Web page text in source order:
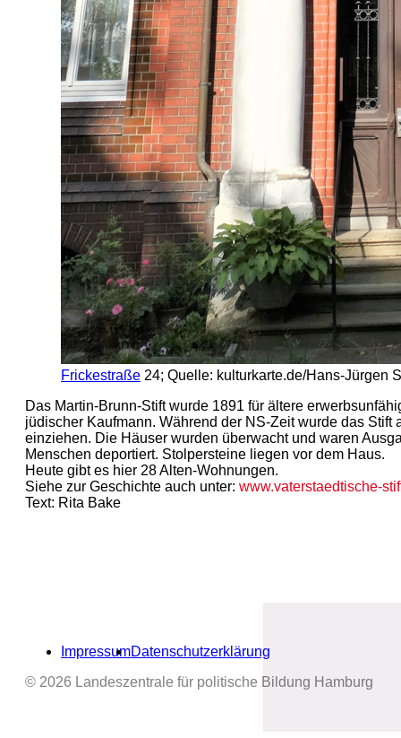
Frickestraße 24; Quelle: kulturkarte.de/Hans-Jürgen
Das Martin-Brunn-Stift wurde 1891 für ältere
jüdischer Kaufmann. Während der NS-Zeit wurde das
einziehen. Die Häuser wurden überwacht und waren
Menschen deportiert. Stolpersteine liegen vor dem Haus.
Heute gibt es hier 28 Alten-Wohnungen.
Siehe zur Geschichte auch unter: www.vaterstaedtische-
Text: Rita Bake
ImpressumDatenschutzerklärung
© 2026 Landeszentrale für politische Bildung Hamburg